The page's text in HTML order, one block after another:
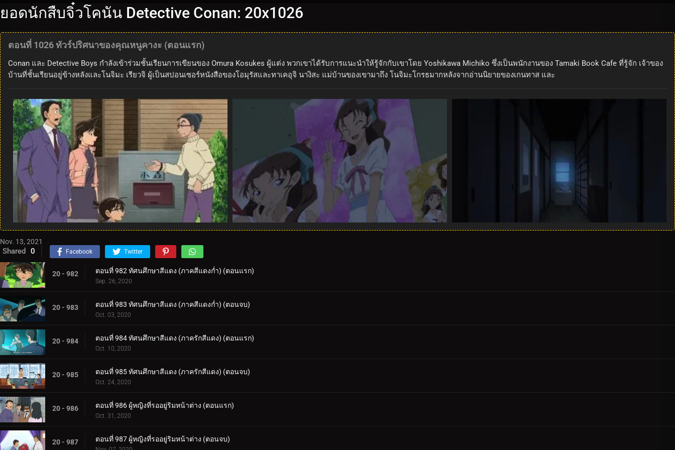
ยอดนักสืบจิ๋วโคนัน Detective Conan: 20x1026
ตอนที่ 1026 ทัวร์ปริศนาของคุณหนูคางะ (ตอนแรก)
Conan และ Detective Boys กำลังเข้าร่วมชั้นเรียนการเขียนของ Omura Kosukes ผู้แต่ง พวกเขาได้รับการแนะนำให้รู้จักกับเขาโดย Yoshikawa Michiko ซึ่งเป็นพนักงานของ Tamaki Book Cafe ที่รู้จัก เจ้าของ
บ้านที่ชั้นเรียนอยู่ข้างหลังและโนจิมะ เรียวจิ ผู้เป็นสปอนเซอร์หนังสือของโอมุรัสและทาเคอุจิ นางิสะ แม่บ้านของเขามาถึง โนจิมะโกรธมากหลังจากอ่านนิยายของเกนทาส และ
Nov. 13, 2021
Shared 0 Facebook Twitter
20 - 982 ตอนที่ 982 ทัศนศึกษาสีแดง (ภาคสีแดงก่ำ) (ตอนแรก)
Sep. 26, 2020
20 - 983 ตอนที่ 983 ทัศนศึกษาสีแดง (ภาคสีแดงก่ำ) (ตอนจบ)
Oct. 03, 2020
20 - 984 ตอนที่ 984 ทัศนศึกษาสีแดง (ภาครักสีแดง) (ตอนแรก)
Oct. 10, 2020
20 - 985 ตอนที่ 985 ทัศนศึกษาสีแดง (ภาครักสีแดง) (ตอนจบ)
Oct. 24, 2020
20 - 986 ตอนที่ 986 ผู้หญิงที่รออยู่ริมหน้าต่าง (ตอนแรก)
Oct. 31, 2020
20 - 987 ตอนที่ 987 ผู้หญิงที่รออยู่ริมหน้าต่าง (ตอนจบ)